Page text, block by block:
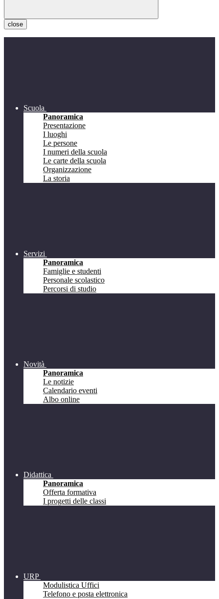
close
Scuola
Panoramica
Presentazione
I luoghi
Le persone
I numeri della scuola
Le carte della scuola
Organizzazione
La storia
Servizi
Panoramica
Famiglie e studenti
Personale scolastico
Percorsi di studio
Novità
Panoramica
Le notizie
Calendario eventi
Albo online
Didattica
Panoramica
Offerta formativa
I progetti delle classi
URP
Modulistica Uffici
Telefono e posta elettronica